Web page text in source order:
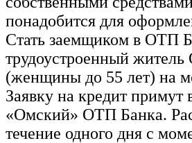
понадобится для
Стать заемщиком в ОТП
трудоустроенный житель
(женщины до 55 лет) на
Заявку на кредит
«Омский» ОТП Банка.
течение одного дня с